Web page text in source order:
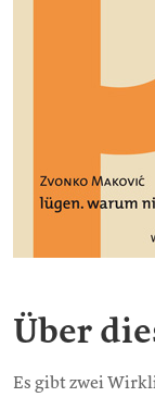
Über
Es gibt zwei